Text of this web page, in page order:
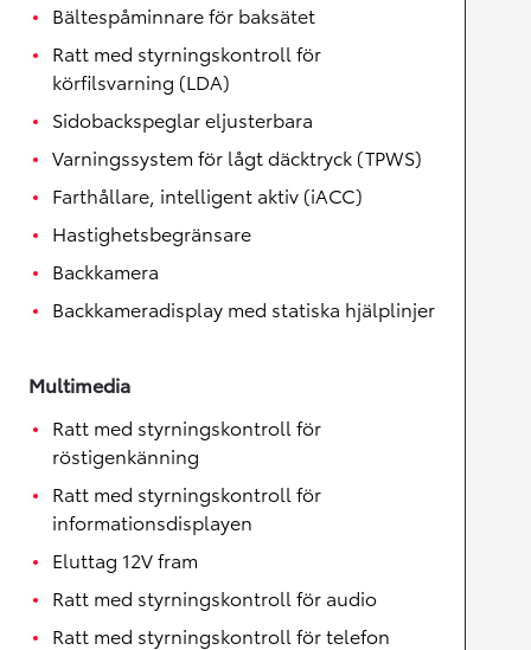
Bältespåminnare för baksätet
Ratt med styrningskontroll för
körfilsvarning (LDA)
Sidobackspeglar eljusterbara
Varningssystem för lågt däcktryck (TPWS)
Farthållare, intelligent aktiv (iACC)
Hastighetsbegränsare
Backkamera
Backkameradisplay med statiska hjälplinjer
Multimedia
Ratt med styrningskontroll för
röstigenkänning
Ratt med styrningskontroll för
informationsdisplayen
Eluttag 12V fram
Ratt med styrningskontroll för audio
Ratt med styrningskontroll för telefon